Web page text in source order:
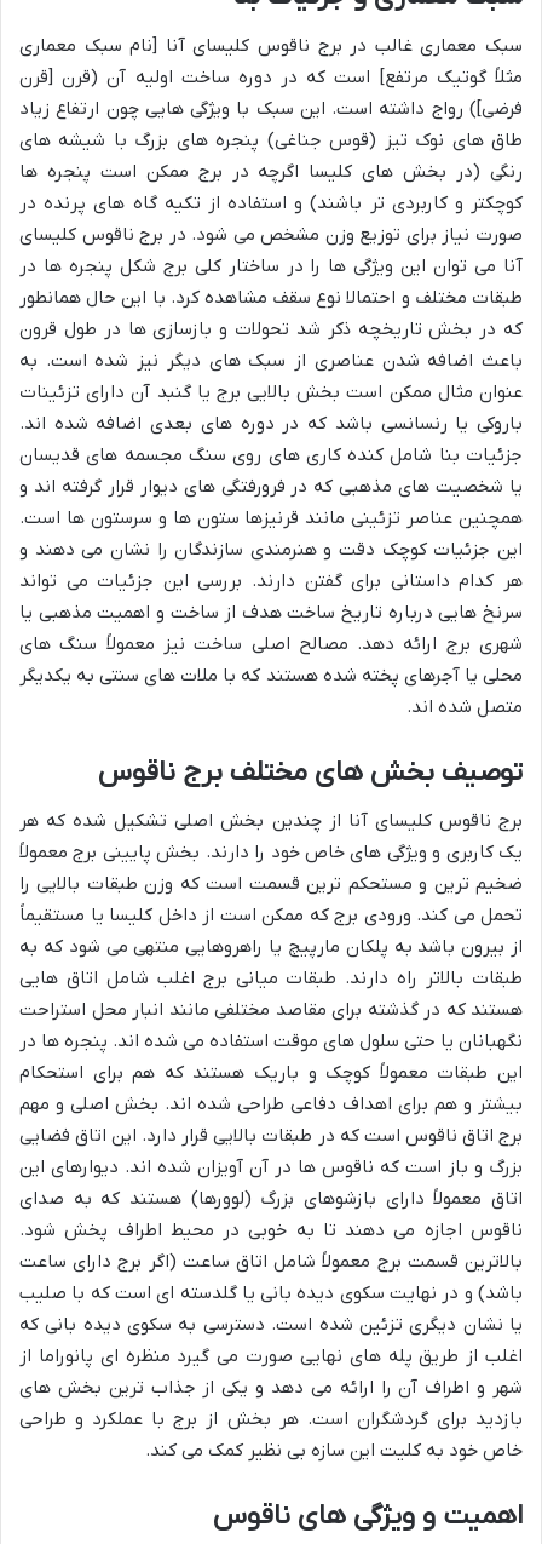
سبک معماری غالب در برج ناقوس کلیسای آنا [نام سبک معماری
مثلاً گوتیک مرتفع] است که در دوره ساخت اولیه آن (قرن [قرن
فرضی]) رواج داشته است. این سبک با ویژگی هایی چون ارتفاع زیاد
طاق های نوک تیز (قوس جناغی) پنجره های بزرگ با شیشه های
رنگی (در بخش های کلیسا اگرچه در برج ممکن است پنجره ها
کوچکتر و کاربردی تر باشند) و استفاده از تکیه گاه های پرنده در
صورت نیاز برای توزیع وزن مشخص می شود. در برج ناقوس کلیسای
آنا می توان این ویژگی ها را در ساختار کلی برج شکل پنجره ها در
طبقات مختلف و احتمالا نوع سقف مشاهده کرد. با این حال همانطور
که در بخش تاریخچه ذکر شد تحولات و بازسازی ها در طول قرون
باعث اضافه شدن عناصری از سبک های دیگر نیز شده است. به
عنوان مثال ممکن است بخش بالایی برج یا گنبد آن دارای تزئینات
باروکی یا رنسانسی باشد که در دوره های بعدی اضافه شده اند.
جزئیات بنا شامل کنده کاری های روی سنگ مجسمه های قدیسان
یا شخصیت های مذهبی که در فرورفتگی های دیوار قرار گرفته اند و
همچنین عناصر تزئینی مانند قرنیزها ستون ها و سرستون ها است.
این جزئیات کوچک دقت و هنرمندی سازندگان را نشان می دهند و
هر کدام داستانی برای گفتن دارند. بررسی این جزئیات می تواند
سرنخ هایی درباره تاریخ ساخت هدف از ساخت و اهمیت مذهبی یا
شهری برج ارائه دهد. مصالح اصلی ساخت نیز معمولاً سنگ های
محلی یا آجرهای پخته شده هستند که با ملات های سنتی به یکدیگر
متصل شده اند.
توصیف بخش های مختلف برج ناقوس
برج ناقوس کلیسای آنا از چندین بخش اصلی تشکیل شده که هر
یک کاربری و ویژگی های خاص خود را دارند. بخش پایینی برج معمولاً
ضخیم ترین و مستحکم ترین قسمت است که وزن طبقات بالایی را
تحمل می کند. ورودی برج که ممکن است از داخل کلیسا یا مستقیماً
از بیرون باشد به پلکان مارپیچ یا راهروهایی منتهی می شود که به
طبقات بالاتر راه دارند. طبقات میانی برج اغلب شامل اتاق هایی
هستند که در گذشته برای مقاصد مختلفی مانند انبار محل استراحت
نگهبانان یا حتی سلول های موقت استفاده می شده اند. پنجره ها در
این طبقات معمولاً کوچک و باریک هستند که هم برای استحکام
بیشتر و هم برای اهداف دفاعی طراحی شده اند. بخش اصلی و مهم
برج اتاق ناقوس است که در طبقات بالایی قرار دارد. این اتاق فضایی
بزرگ و باز است که ناقوس ها در آن آویزان شده اند. دیوارهای این
اتاق معمولاً دارای بازشوهای بزرگ (لوورها) هستند که به صدای
ناقوس اجازه می دهند تا به خوبی در محیط اطراف پخش شود.
بالاترین قسمت برج معمولاً شامل اتاق ساعت (اگر برج دارای ساعت
باشد) و در نهایت سکوی دیده بانی یا گلدسته ای است که با صلیب
یا نشان دیگری تزئین شده است. دسترسی به سکوی دیده بانی که
اغلب از طریق پله های نهایی صورت می گیرد منظره ای پانوراما از
شهر و اطراف آن را ارائه می دهد و یکی از جذاب ترین بخش های
بازدید برای گردشگران است. هر بخش از برج با عملکرد و طراحی
خاص خود به کلیت این سازه بی نظیر کمک می کند.
اهمیت و ویژگی های ناقوس